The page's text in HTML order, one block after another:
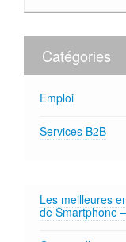
Catégories
Emploi
Services B2B
Les meilleures
de Smartphone